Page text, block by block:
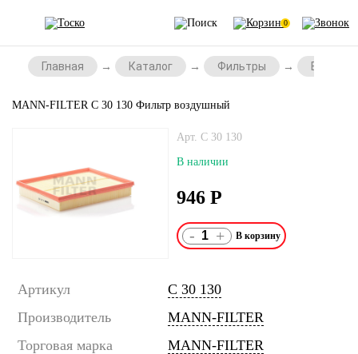
0
Главная Каталог Фильтры
MANN-FILTER C 30 130 Фильтр воздушный
Арт. C 30 130
В наличии
946 Р
- +
Артикул
C 30 130
Производитель
MANN-FILTER
Торговая марка
MANN-FILTER